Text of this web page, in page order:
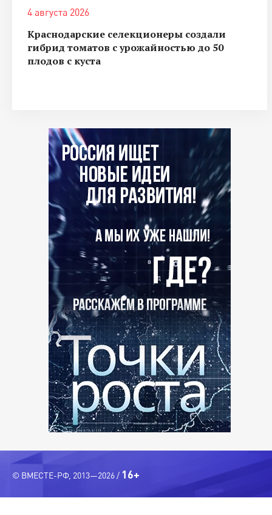
4 августа 2026
Краснодарские селекционеры создали
гибрид томатов с урожайностью до 50
плодов с куста
© ВМЕСТЕ-РФ, 2013—2026 / 16+